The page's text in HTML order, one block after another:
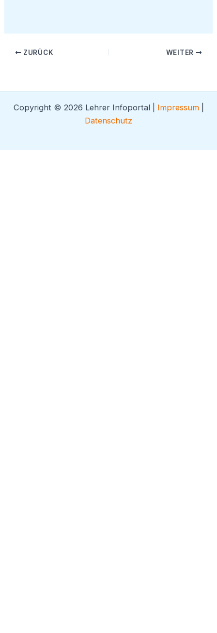
ZURÜCK WEITER
Copyright © 2026 Lehrer Infoportal | Impressum|
Datenschutz